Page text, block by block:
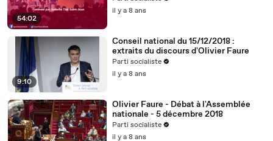
54:02
il y a 8 ans
9:10
Conseil national du 15/12/2018 :
extraits du discours d'Olivier Faure
Parti socialiste
il y a 8 ans
Olivier Faure - Débat à l'Assemblée
nationale - 5 décembre 2018
Parti socialiste
il y a 8 ans